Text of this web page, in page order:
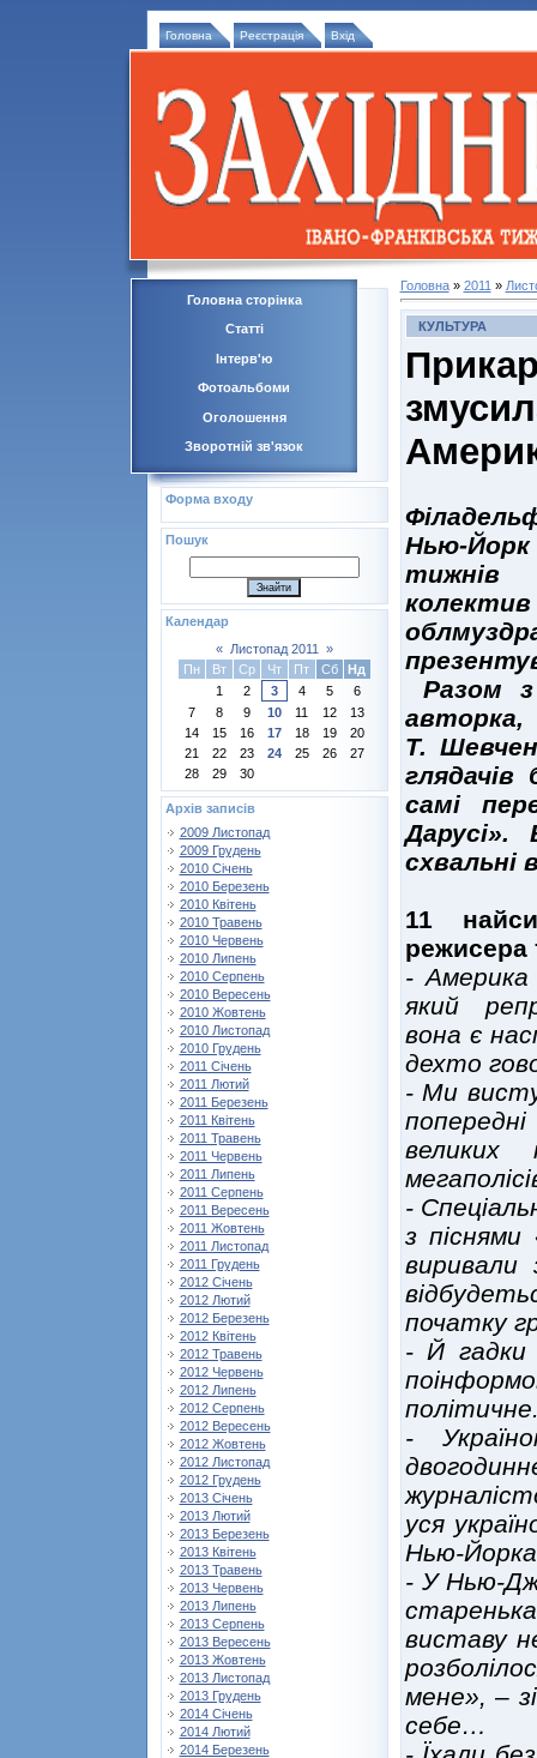
Головна Реєстрація Вхід
Головна сторінка
Статті
Інтерв'ю
Фотоальбоми
Оголошення
Зворотній зв'язок
Форма входу
Пошук
Календар
«
Листопад 2011
»
Пн
Вт Ср Чт Пт Сб
Нд
1
2 3 4 5
6
7
8 9 10 11 12
13
14
15 16 17 18 19
20
21
22 23 24 25 26
27
28
29 30
Архів записів
2009 Листопад
2009 Грудень
2010 Січень
2010 Березень
2010 Квітень
2010 Травень
2010 Червень
2010 Липень
2010 Серпень
2010 Вересень
2010 Жовтень
2010 Листопад
2010 Грудень
2011 Січень
2011 Лютий
2011 Березень
2011 Квітень
2011 Травень
2011 Червень
2011 Липень
2011 Серпень
2011 Вересень
2011 Жовтень
2011 Листопад
2011 Грудень
2012 Січень
2012 Лютий
2012 Березень
2012 Квітень
2012 Травень
2012 Червень
2012 Липень
2012 Серпень
2012 Вересень
2012 Жовтень
2012 Листопад
2012 Грудень
2013 Січень
2013 Лютий
2013 Березень
2013 Квітень
2013 Травень
2013 Червень
2013 Липень
2013 Серпень
2013 Вересень
2013 Жовтень
2013 Листопад
2013 Грудень
2014 Січень
2014 Лютий
2014 Березень
Головна» 2011 »
КУЛЬТУРА
Нью-
Разом з
авторка,
Т.
глядачів
самі
схвальні
11
режисера
-
який
вона є
дехто
- Ми
великих
-
з піснями
виривали
початку
- Й гадки
-
уся
Нью-
- У Нью-
виставу
мене», –
себе…